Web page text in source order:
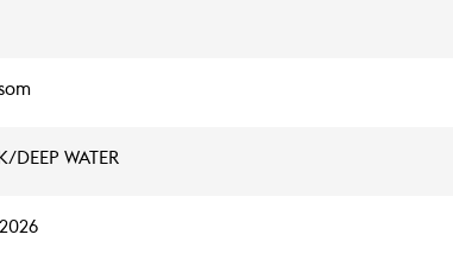
DEEP WATER